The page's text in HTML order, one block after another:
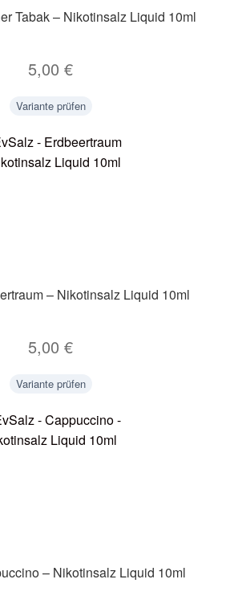
Tabak – Nikotinsalz Liquid 10ml
5,00 €
Variante prüfen
– Nikotinsalz Liquid 10ml
5,00 €
Variante prüfen
– Nikotinsalz Liquid 10ml